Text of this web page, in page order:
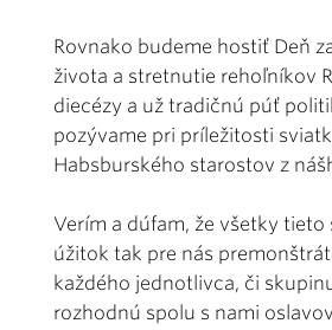
Rovnako budeme hostiť Deň
života a stretnutie rehoľníkov
diecézy a už tradičnú púť
pozývame pri príležitosti
Habsburského starostov z
Verím a dúfam, že všetky tieto
úžitok tak pre nás
každého jednotlivca, či
rozhodnú spolu s nami